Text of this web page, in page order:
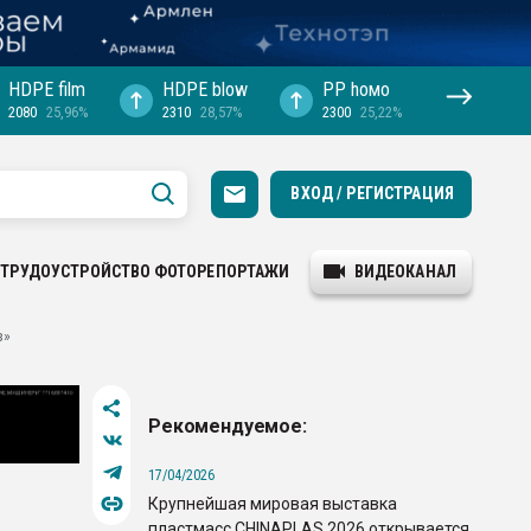
HDPE film
2080 25,96%
HDPE blow
2310 28,57%
PP hомо
2300 25,22%
ВХОД / РЕГИСТРАЦИЯ
ТРУДОУСТРОЙСТВО ФОТОРЕПОРТАЖИ ВИДЕОКАНАЛ
Рекомендуемое:
17/04/2026
Крупнейшая мировая выставка